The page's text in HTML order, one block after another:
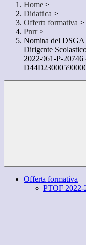
Home >
Didattica >
Offerta formativa >
Pnrr >
Nomina del DSGA
Dirigente
2022-961-P-
Offerta formativa
PTOF 2022-